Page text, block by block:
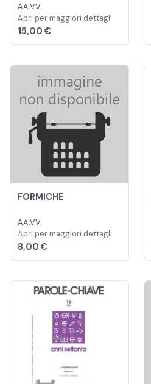
AA.VV.
Apri per maggiori dettagli
15,00 €
FORMICHE
AA.VV.
Apri per maggiori dettagli
8,00 €